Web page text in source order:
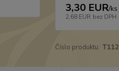
3,30 EUR/ks
2,68 EUR bez DPH
Číslo produktu: T112